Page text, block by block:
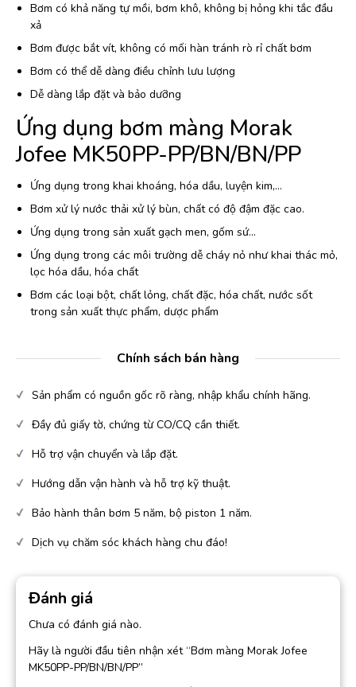
Bơm có khả năng tự mồi, bơm khô, không bị hỏng khi tắc đầu
xả
Bơm được bắt vít, không có mối hàn tránh rò rỉ chất bơm
Bơm có thể dễ dàng điều chỉnh lưu lượng
Dễ dàng lắp đặt và bảo dưỡng
Ứng dụng bơm màng Morak
Jofee MK50PP-PP/BN/BN/PP
Ứng dụng trong khai khoáng, hóa dầu, luyện kim,…
Bơm xử lý nước thải xử lý bùn, chất có độ đậm đặc cao.
Ứng dụng trong sản xuất gạch men, gốm sứ…
Ứng dụng trong các môi trường dễ cháy nỏ như khai thác mỏ,
lọc hóa dầu, hóa chất
Bơm các loại bột, chất lỏng, chất đặc, hóa chất, nước sốt
trong sản xuất thực phẩm, dược phẩm
Chính sách bán hàng
Sản phẩm có nguồn gốc rõ ràng, nhập khẩu chính hãng.
Đầy đủ giấy tờ, chứng từ CO/CQ cần thiết.
Hỗ trợ vận chuyển và lắp đặt.
Hướng dẫn vận hành và hỗ trợ kỹ thuật.
Bảo hành thân bơm 5 năm, bộ piston 1 năm.
Dịch vụ chăm sóc khách hàng chu đáo!
Đánh giá
Chưa có đánh giá nào.
Hãy là người đầu tiên nhận xét “Bơm màng Morak Jofee
MK50PP-PP/BN/BN/PP”